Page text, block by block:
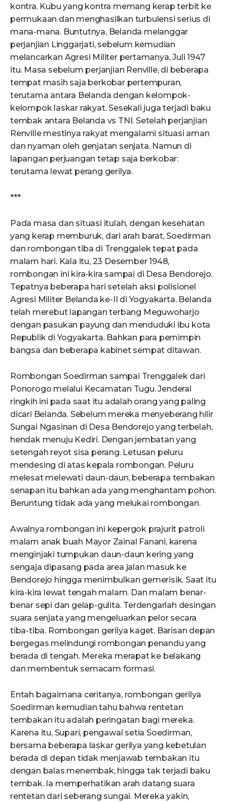
kontra. Kubu yang kontra memang kerap terbit ke
permukaan dan menghasilkan turbulensi serius di
mana-mana. Buntutnya, Belanda melanggar
perjanjian Linggarjati, sebelum kemudian
melancarkan Agresi Militer pertamanya, Juli 1947
itu. Masa sebelum perjanjian Renville, di beberapa
tempat masih saja berkobar pertempuran,
terutama antara Belanda dengan kelompok-
kelompok laskar rakyat. Sesekali juga terjadi baku
tembak antara Belanda vs TNI. Setelah perjanjian
Renville mestinya rakyat mengalami situasi aman
dan nyaman oleh genjatan senjata. Namun di
lapangan perjuangan tetap saja berkobar:
terutama lewat perang gerilya.
***
Pada masa dan situasi itulah, dengan kesehatan
yang kerap memburuk, dari arah barat, Soedirman
dan rombongan tiba di Trenggalek tepat pada
malam hari. Kala itu, 23 Desember 1948,
rombongan ini kira-kira sampai di Desa Bendorejo.
Tepatnya beberapa hari setelah aksi polisionel
Agresi Militer Belanda ke-II di Yogyakarta. Belanda
telah merebut lapangan terbang Meguwoharjo
dengan pasukan payung dan menduduki ibu kota
Republik di Yogyakarta. Bahkan para pemimpin
bangsa dan beberapa kabinet sempat ditawan.
Rombongan Soedirman sampai Trenggalek dari
Ponorogo melalui Kecamatan Tugu. Jenderal
ringkih ini pada saat itu adalah orang yang paling
dicari Belanda. Sebelum mereka menyeberang hilir
Sungai Ngasinan di Desa Bendorejo yang terbelah,
hendak menuju Kediri. Dengan jembatan yang
setengah reyot sisa perang. Letusan peluru
mendesing di atas kepala rombongan. Peluru
melesat melewati daun-daun, beberapa tembakan
senapan itu bahkan ada yang menghantam pohon.
Beruntung tidak ada yang melukai rombongan.
Awalnya rombongan ini kepergok prajurit patroli
malam anak buah Mayor Zainal Fanani, karena
menginjaki tumpukan daun-daun kering yang
sengaja dipasang pada area jalan masuk ke
Bendorejo hingga menimbulkan gemerisik. Saat itu
kira-kira lewat tengah malam. Dan malam benar-
benar sepi dan gelap-gulita. Terdengarlah desingan
suara senjata yang mengeluarkan pelor secara
tiba-tiba. Rombongan gerilya kaget. Barisan depan
bergegas melindungi rombongan penandu yang
berada di tengah. Mereka merapat ke belakang
dan membentuk semacam formasi.
Entah bagaimana ceritanya, rombongan gerilya
Soedirman kemudian tahu bahwa rentetan
tembakan itu adalah peringatan bagi mereka.
Karena itu, Supari, pengawal setia Soedirman,
bersama beberapa laskar gerilya yang kebetulan
berada di depan tidak menjawab tembakan itu
dengan balas menembak, hingga tak terjadi baku
tembak. Ia memperhatikan arah datang suara
rentetan dari seberang sungai. Mereka yakin,